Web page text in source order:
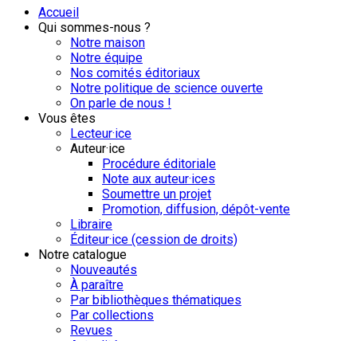
Accueil
Qui sommes-nous ?
Notre maison
Notre équipe
Nos comités éditoriaux
Notre politique de science ouverte
On parle de nous !
Vous êtes
Lecteur·ice
Auteur·ice
Procédure éditoriale
Note aux auteur·ices
Soumettre un projet
Promotion, diffusion, dépôt-vente
Libraire
Éditeur·ice (cession de droits)
Notre catalogue
Nouveautés
À paraître
Par bibliothèques thématiques
Par collections
Revues